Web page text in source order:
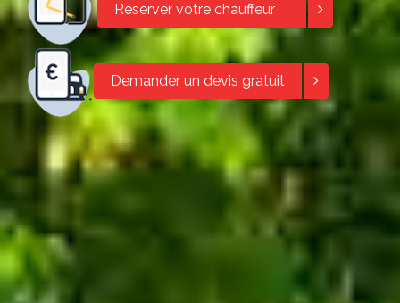
Réserver votre chauffeur
Demander un devis gratuit